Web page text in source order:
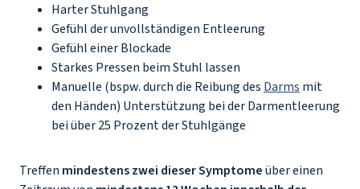
Harter Stuhlgang
Gefühl der unvollständigen Entleerung
Gefühl einer Blockade
Starkes Pressen beim Stuhl lassen
Manuelle (bspw. durch die Reibung des Darms mit
den Händen) Unterstützung bei der Darmentleerung
bei über 25 Prozent der Stuhlgänge
Treffen mindestens zwei dieser Symptomeüber einen